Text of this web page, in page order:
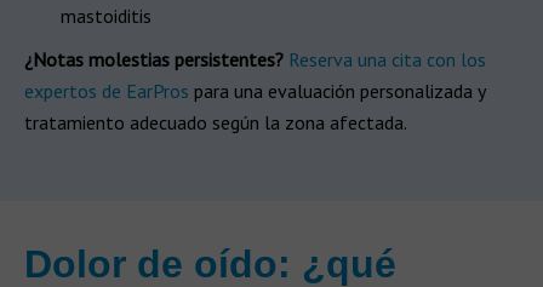
mastoiditis
¿Notas molestias persistentes? Reserva una cita con los
expertos de EarPros para una evaluación personalizada y
tratamiento adecuado según la zona afectada.
Dolor de oído: ¿qué